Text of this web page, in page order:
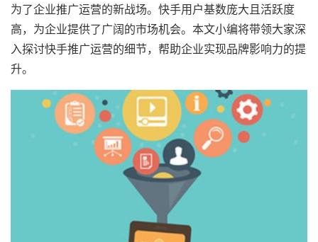
为了企业推广运营的新战场。快手用户基数庞大且活跃度
高，为企业提供了广阔的市场机会。本文小编将带领大家深
入探讨快手推广运营的细节，帮助企业实现品牌影响力的提
升。